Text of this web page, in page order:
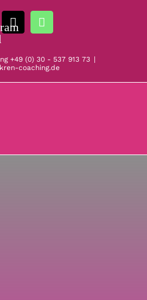
Mail
+49 (0) 30 - 537 913 73 |
coaching.de